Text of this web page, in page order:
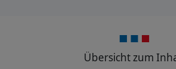
Übersicht zum